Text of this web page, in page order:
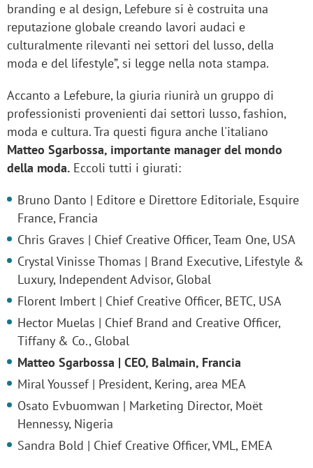
branding e al design, Lefebure si è costruita una
reputazione globale creando lavori audaci e
culturalmente rilevanti nei settori del lusso, della
moda e del lifestyle”, si legge nella nota stampa.
Accanto a Lefebure, la giuria riunirà un gruppo di
professionisti provenienti dai settori lusso, fashion,
moda e cultura. Tra questi figura anche l'italiano
Matteo Sgarbossa, importante manager del mondo
della moda. Eccoli tutti i giurati:
Bruno Danto | Editore e Direttore Editoriale, Esquire
France, Francia
Chris Graves | Chief Creative Officer, Team One, USA
Crystal Vinisse Thomas | Brand Executive, Lifestyle &
Luxury, Independent Advisor, Global
Florent Imbert | Chief Creative Officer, BETC, USA
Hector Muelas | Chief Brand and Creative Officer,
Tiffany & Co., Global
Matteo Sgarbossa | CEO, Balmain, Francia
Miral Youssef | President, Kering, area MEA
Osato Evbuomwan | Marketing Director, Moët
Hennessy, Nigeria
Sandra Bold | Chief Creative Officer, VML, EMEA